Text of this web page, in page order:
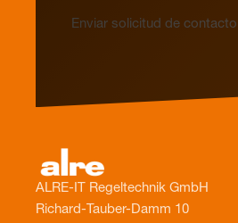
Enviar solicitud de contacto
ALRE-IT Regeltechnik GmbH
Richard-Tauber-Damm 10